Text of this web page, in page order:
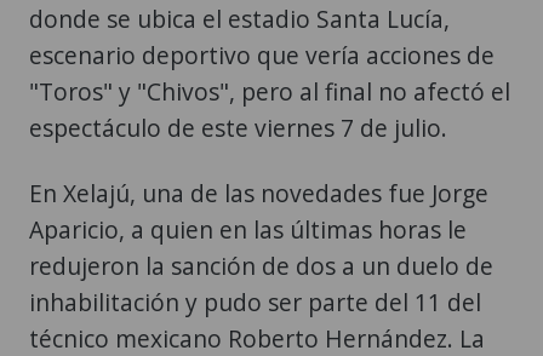
donde se ubica el estadio Santa Lucía,
escenario deportivo que vería acciones de
"Toros" y "Chivos", pero al final no afectó el
espectáculo de este viernes 7 de julio.
En Xelajú, una de las novedades fue Jorge
Aparicio, a quien en las últimas horas le
redujeron la sanción de dos a un duelo de
inhabilitación y pudo ser parte del 11 del
técnico mexicano Roberto Hernández. La